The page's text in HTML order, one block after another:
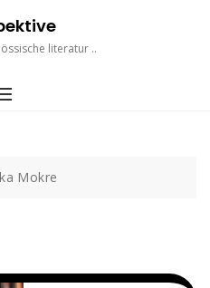
literatur ..
Mokre